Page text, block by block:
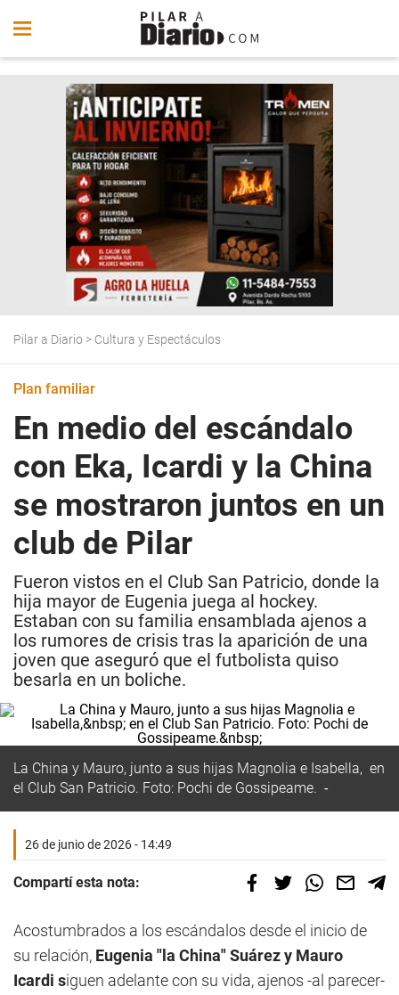
Pilar a Diario > Cultura y Espectáculos
Plan familiar
En medio del escándalo
con Eka, Icardi y la China
se mostraron juntos en un
club de Pilar
Fueron vistos en el Club San Patricio, donde la
hija mayor de Eugenia juega al hockey.
Estaban con su familia ensamblada ajenos a
los rumores de crisis tras la aparición de una
joven que aseguró que el futbolista quiso
besarla en un boliche.
La China y Mauro, junto a sus hijas Magnolia e Isabella, en
el Club San Patricio. Foto: Pochi de Gossipeame.
26 de junio de 2026 - 14:49
Compartí esta nota:
Acostumbrados a los escándalos desde el inicio de
su relación, Eugenia "la China" Suárez y Mauro
Icardi siguen adelante con su vida, ajenos -al parecer-